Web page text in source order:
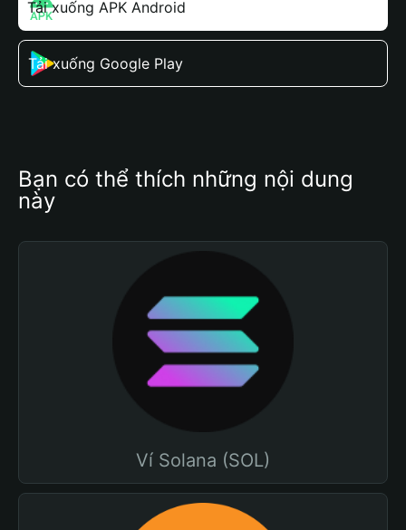
Tải xuống APK Android
Tải xuống Google Play
Bạn có thể thích những nội dung
này
Ví Solana (SOL)